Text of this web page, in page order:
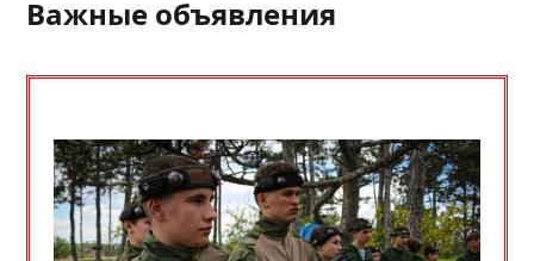
Важные объявления